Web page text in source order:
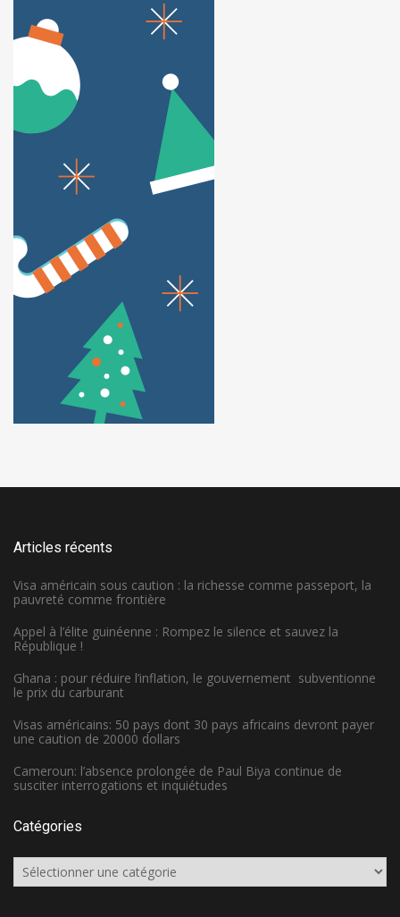
Articles récents
Visa américain sous caution : la richesse comme passeport, la
pauvreté comme frontière
Appel à l’élite guinéenne : Rompez le silence et sauvez la
République !
Ghana : pour réduire l’inflation, le gouvernement subventionne
le prix du carburant
Visas américains: 50 pays dont 30 pays africains devront payer
une caution de 20000 dollars
Cameroun: l’absence prolongée de Paul Biya continue de
susciter interrogations et inquiétudes
Catégories
Catégories